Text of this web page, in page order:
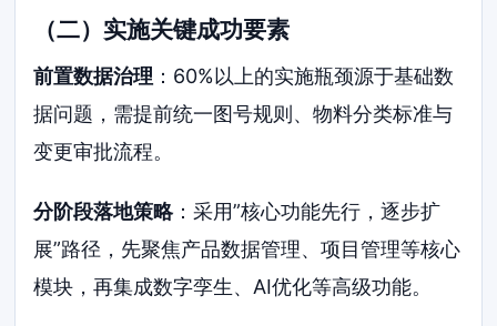
（二）实施关键成功要素
前置数据治理 ：60%以上的实施瓶颈源于基础数
据问题，需提前统一图号规则、物料分类标准与
变更审批流程。
分阶段落地策略 ：采用”核心功能先行，逐步扩
展”路径，先聚焦产品数据管理、项目管理等核心
模块，再集成数字孪生、AI优化等高级功能。